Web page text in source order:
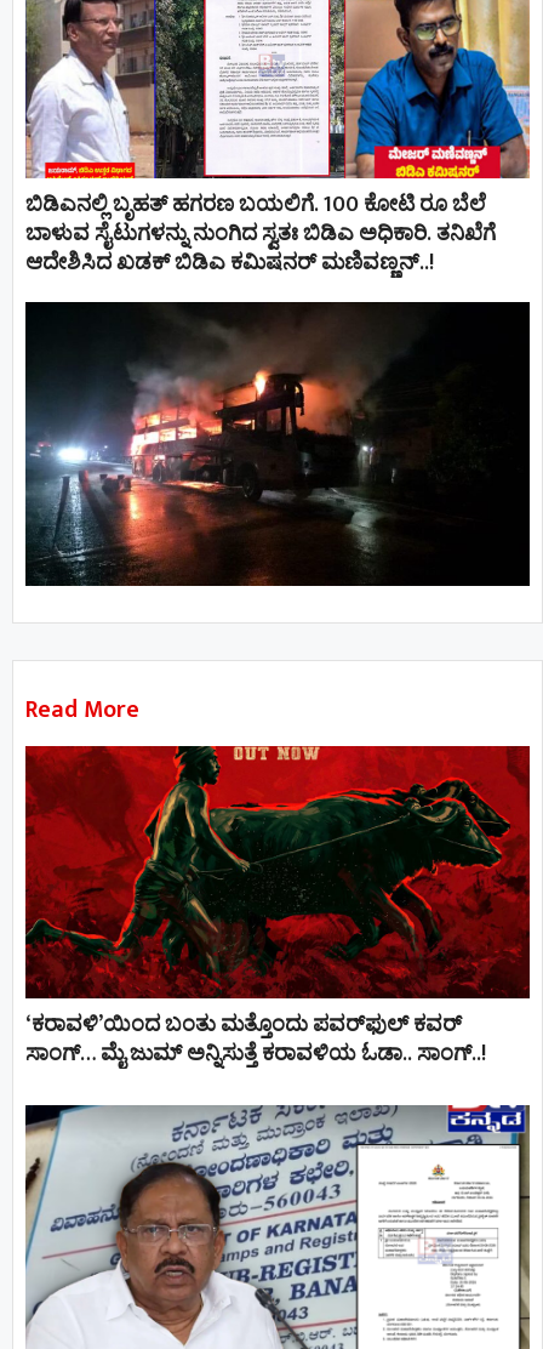
ಬಿಡಿಎನಲ್ಲಿ ಬೃಹತ್ ಹಗರಣ ಬಯಲಿಗೆ. 100 ಕೋಟಿ ರೂ ಬೆಲೆ
ಬಾಳುವ ಸೈಟುಗಳನ್ನು ನುಂಗಿದ ಸ್ವತಃ ಬಿಡಿಎ ಅಧಿಕಾರಿ. ತನಿಖೆಗೆ
ಆದೇಶಿಸಿದ ಖಡಕ್ ಬಿಡಿಎ ಕಮಿಷನರ್ ಮಣಿವಣ್ಣನ್​​..!
Read More
‘ಕರಾವಳಿ’ಯಿಂದ ಬಂತು ಮತ್ತೊಂದು ಪವರ್‌ಫುಲ್ ಕವರ್
ಸಾಂಗ್… ಮೈ ಜುಮ್ ಅನ್ನಿಸುತ್ತೆ ಕರಾವಳಿಯ ಓಡಾ.. ಸಾಂಗ್‌..!